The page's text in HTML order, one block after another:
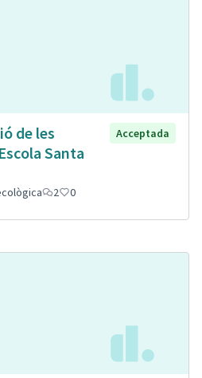
de les
Santa
Acceptada
2 0